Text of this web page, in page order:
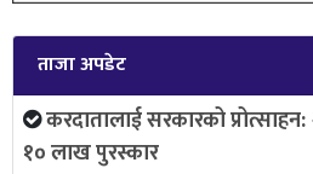
ताजा अपडेट
करदातालाई सरकारको
१० लाख पुरस्कार